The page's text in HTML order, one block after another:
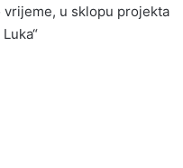
u sklopu projekta